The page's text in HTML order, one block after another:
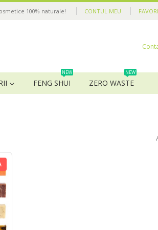
CONTUL MEU
100% naturale!
FENG SHUI
NEW
ZERO WASTE
NEW